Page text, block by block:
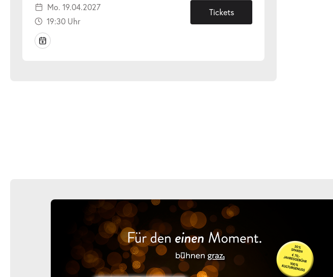
19.04.2027
Mo. 19.04.2027
19:30 Uhr
Tickets